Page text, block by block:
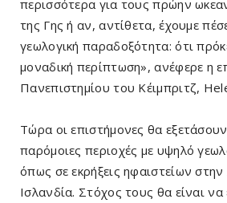
περισσότερα για τους πρώην
της Γης ή αν, αντίθετα, έχουμε
γεωλογική παραδοξότητα: ότι
μοναδική περίπτωση», ανέφερε η
Πανεπιστημίου του Κέιμπριτζ,
Τώρα οι επιστήμονες θα
παρόμοιες περιοχές με υψηλό
όπως σε εκρήξεις ηφαιστείων
Ισλανδία. Στόχος τους θα είναι